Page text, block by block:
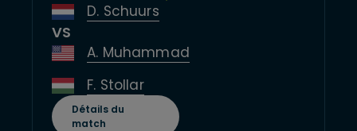
D. Schuurs
VS
A. Muhammad
F. Stollar
Détails du
match